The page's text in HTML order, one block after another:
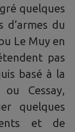
quelques
d’armes du
Le Muy en
pas
basé à la
Cessay,
quelques
et de